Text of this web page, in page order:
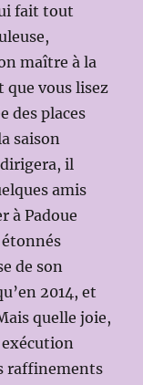
fait tout
maître à la
que vous lisez
des places
saison
il
amis
à Padoue
de son
2014, et
quelle joie,
raffinements